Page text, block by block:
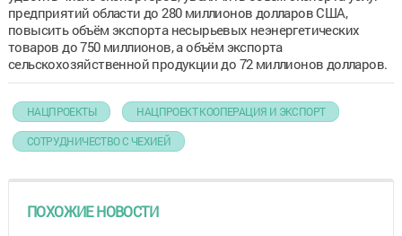
предприятий области до 280 миллионов долларов США,
повысить объём экспорта несырьевых неэнергетических
товаров до 750 миллионов, а объём экспорта
сельскохозяйственной продукции до 72 миллионов долларов.
НАЦПРОЕКТЫ НАЦПРОЕКТ КООПЕРАЦИЯ И ЭКСПОРТ
СОТРУДНИЧЕСТВО С ЧЕХИЕЙ
ПОХОЖИЕ НОВОСТИ